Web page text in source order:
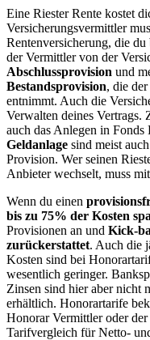
Eine Riester Rente kostet
Versicherungsvermittler
Rentenversicherung, die
der Vermittler von der
Abschlussprovision und
Bestandsprovision, die
entnimmt. Auch die
Verwalten deines Vertrags.
auch das Anlegen in Fonds
Geldanlage sind meist
Provision. Wer seinen
Anbieter wechselt, muss mit
Wenn du einen
bis zu 75% der Kosten
Provisionen an und Kick-
zurückerstattet. Auch die
Kosten sind bei
wesentlich geringer.
Zinsen sind hier aber nicht
erhältlich. Honorartarife
Honorar Vermittler oder
Tarifvergleich für Netto-